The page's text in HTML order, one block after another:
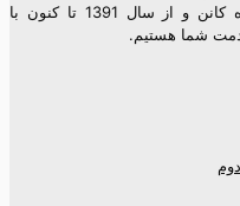
باردو و از سال 1350 تا کنون با فروشگاه کانن و از سال 1391 تا کنون با
شما هستیم.